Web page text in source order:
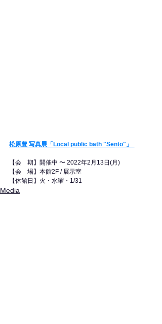
松原豊 写真展「Local public bath "Sento"」
【会　期】開催中 〜 2022年2月13日(月)
【会　場】本館2F / 展示室
【休館日】​火・水曜・1/31
Media